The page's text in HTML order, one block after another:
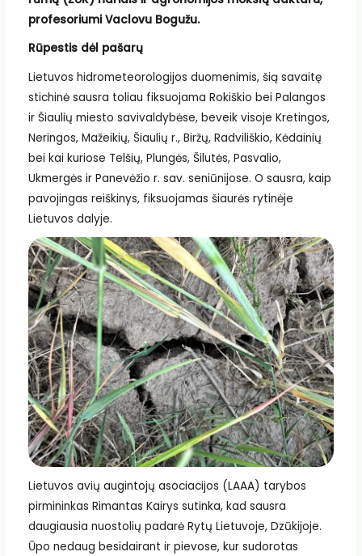
profesoriumi Vaclovu Bogužu.
Rūpestis dėl pašarų
Lietuvos hidrometeorologijos duomenimis, šią savaitę
stichinė sausra toliau fiksuojama Rokiškio bei Palangos
ir Šiaulių miesto savivaldybėse, beveik visoje Kretingos,
Neringos, Mažeikių, Šiaulių r., Biržų, Radviliškio, Kėdainių
bei kai kuriose Telšių, Plungės, Šilutės, Pasvalio,
Ukmergės ir Panevėžio r. sav. seniūnijose. O sausra, kaip
pavojingas reiškinys, fiksuojamas šiaurės rytinėje
Lietuvos dalyje.
Lietuvos avių augintojų asociacijos (LAAA) tarybos
pirmininkas Rimantas Kairys sutinka, kad sausra
daugiausia nuostolių padarė Rytų Lietuvoje, Dzūkijoje.
Ūpo nedaug besidairant ir pievose, kur sudorotas